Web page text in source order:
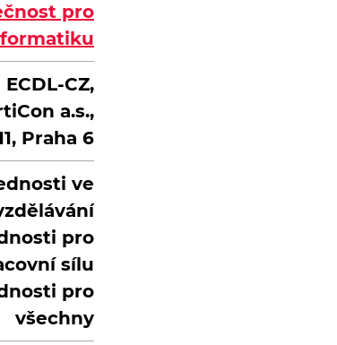
pro
CZ,
a.s.,
Praha 6
ve
pro
sílu
pro
všechny